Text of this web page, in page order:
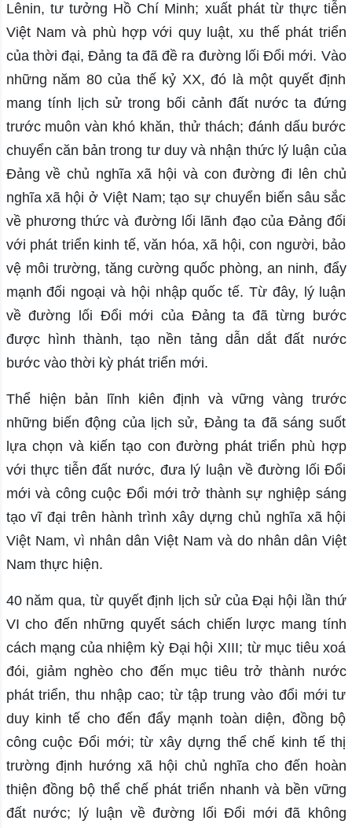
Lênin, tư tưởng Hồ Chí Minh; xuất phát từ thực tiễn
Việt Nam và phù hợp với quy luật, xu thế phát triển
của thời đại, Đảng ta đã đề ra đường lối Đổi mới. Vào
những năm 80 của thế kỷ XX, đó là một quyết định
mang tính lịch sử trong bối cảnh đất nước ta đứng
trước muôn vàn khó khăn, thử thách; đánh dấu bước
chuyển căn bản trong tư duy và nhận thức lý luận của
Đảng về chủ nghĩa xã hội và con đường đi lên chủ
nghĩa xã hội ở Việt Nam; tạo sự chuyển biến sâu sắc
về phương thức và đường lối lãnh đạo của Đảng đối
với phát triển kinh tế, văn hóa, xã hội, con người, bảo
vệ môi trường, tăng cường quốc phòng, an ninh, đẩy
mạnh đối ngoại và hội nhập quốc tế. Từ đây, lý luận
về đường lối Đổi mới của Đảng ta đã từng bước
được hình thành, tạo nền tảng dẫn dắt đất nước
bước vào thời kỳ phát triển mới.
Thể hiện bản lĩnh kiên định và vững vàng trước
những biến động của lịch sử, Đảng ta đã sáng suốt
lựa chọn và kiến tạo con đường phát triển phù hợp
với thực tiễn đất nước, đưa lý luận về đường lối Đổi
mới và công cuộc Đổi mới trở thành sự nghiệp sáng
tạo vĩ đại trên hành trình xây dựng chủ nghĩa xã hội
Việt Nam, vì nhân dân Việt Nam và do nhân dân Việt
Nam thực hiện.
40 năm qua, từ quyết định lịch sử của Đại hội lần thứ
VI cho đến những quyết sách chiến lược mang tính
cách mạng của nhiệm kỳ Đại hội XIII; từ mục tiêu xoá
đói, giảm nghèo cho đến mục tiêu trở thành nước
phát triển, thu nhập cao; từ tập trung vào đổi mới tư
duy kinh tế cho đến đẩy mạnh toàn diện, đồng bộ
công cuộc Đổi mới; từ xây dựng thể chế kinh tế thị
trường định hướng xã hội chủ nghĩa cho đến hoàn
thiện đồng bộ thể chế phát triển nhanh và bền vững
đất nước; lý luận về đường lối Đổi mới đã không